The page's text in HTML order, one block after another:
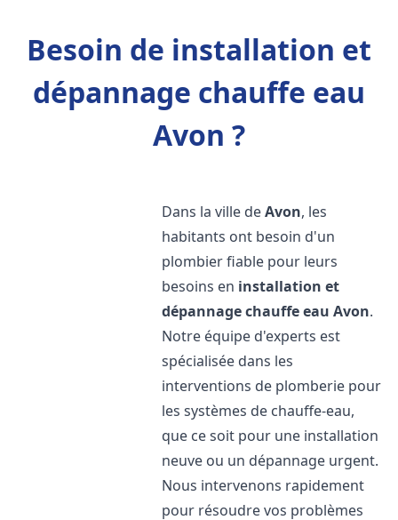
Besoin de installation et
dépannage chauffe eau
Avon ?
Dans la ville deAvon, les
habitants ont besoin d'un
plombier fiable pour leurs
besoins en installation et
dépannage chauffe eau Avon.
Notre équipe d'experts est
spécialisée dans les
interventions de plomberie pour
les systèmes de chauffe-eau,
que ce soit pour une installation
neuve ou un dépannage urgent.
Nous intervenons rapidement
pour résoudre vos problèmes